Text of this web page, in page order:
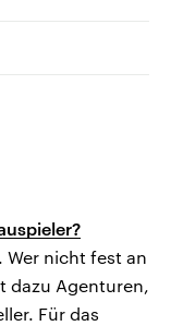
Wer nicht fest an
dazu Agenturen,
Für das